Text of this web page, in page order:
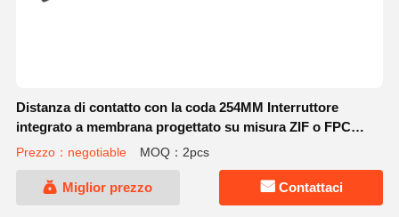
Distanza di contatto con la coda 254MM Interruttore
integrato a membrana progettato su misura ZIF o FPC
Adatto a elettrodomestici e dispositivi intelligenti
Prezzo：negotiable MOQ：2pcs
Miglior prezzo Contattaci